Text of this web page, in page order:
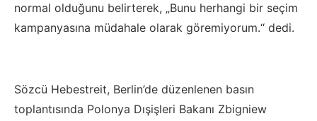
normal olduğunu belirterek, „Bunu herhangi bir seçim
kampanyasına müdahale olarak göremiyorum.“ dedi.
Sözcü Hebestreit, Berlin’de düzenlenen basın
toplantısında Polonya Dışişleri Bakanı Zbigniew